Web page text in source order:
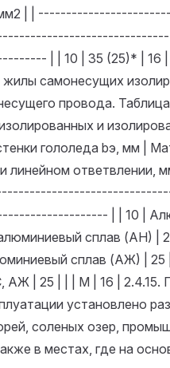
мм2 | |
| | 10 | 35 (25)* | 16 | |
жилы самонесущих
провода.
и
гололеда bэ, мм |
и линейном
| | 10 |
сплав (АН) |
сплав (АЖ) | 25
АЖ | 25 | | | М | 16 | 2.4.15.
установлено
соленых озер,
в местах, где на